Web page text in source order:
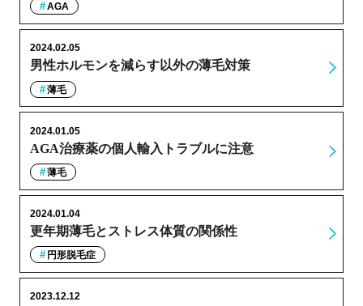
AGA
男性ホルモンを減らす以外の薄毛対策
2024.02.05
薄毛
AGA治療薬の個人輸入トラブルに注意
2024.01.05
薄毛
更年期薄毛とストレス体質の関係性
2024.01.04
円形脱毛症
2023.12.12